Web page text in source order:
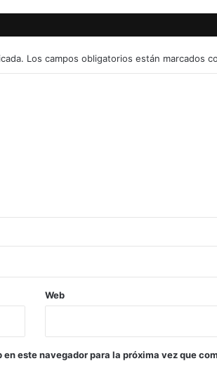
Los campos obligatorios están marcados
Web
este navegador para la próxima vez que